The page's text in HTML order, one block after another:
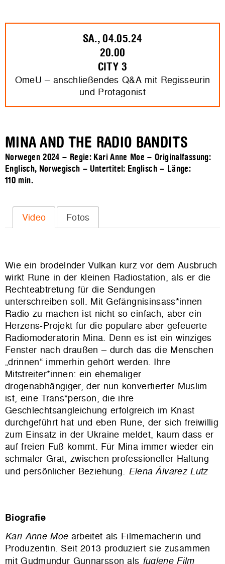
SA., 04.05.24
20.00
CITY 3
OmeU – anschließendes Q&A mit Regisseurin
und Protagonist
MINA AND THE RADIO BANDITS
Norwegen 2024 – Regie: Kari Anne Moe – Originalfassung:
Englisch, Norwegisch – Untertitel: Englisch – Länge:
110 min.
Video Fotos
Wie ein brodelnder Vulkan kurz vor dem Ausbruch
wirkt Rune in der kleinen Radiostation, als er die
Rechteabtretung für die Sendungen
unterschreiben soll. Mit Gefängnisinsass*innen
Radio zu machen ist nicht so einfach, aber ein
Herzens-Projekt für die populäre aber gefeuerte
Radiomoderatorin Mina. Denn es ist ein winziges
Fenster nach draußen – durch das die Menschen
„drinnen“ immerhin gehört werden. Ihre
Mitstreiter*innen: ein ehemaliger
drogenabhängiger, der nun konvertierter Muslim
ist, eine Trans*person, die ihre
Geschlechtsangleichung erfolgreich im Knast
durchgeführt hat und eben Rune, der sich freiwillig
zum Einsatz in der Ukraine meldet, kaum dass er
auf freien Fuß kommt. Für Mina immer wieder ein
schmaler Grat, zwischen professioneller Haltung
und persönlicher Beziehung. Elena Álvarez Lutz
Biografie
Kari Anne Moearbeitet als Filmemacherin und
Produzentin. Seit 2013 produziert sie zusammen
mit Gudmundur Gunnarsson als fuglene Film